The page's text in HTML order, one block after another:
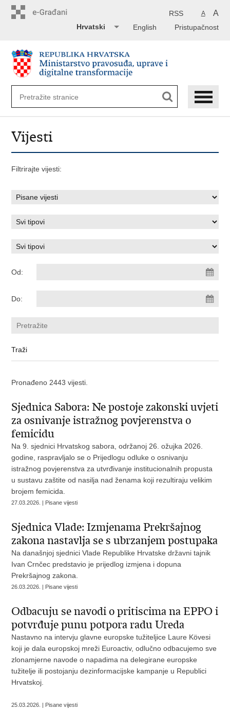
A A
RSS
Pristupačnost
English
Hrvatski
Vijesti
Filtrirajte vijesti:
Od:
Do:
Pronađeno 2443 vijesti.
Sjednica Sabora: Ne postoje zakonski uvjeti
za osnivanje istražnog povjerenstva o
femicidu
Na 9. sjednici Hrvatskog sabora, održanoj 26. ožujka 2026.
godine, raspravljalo se o Prijedlogu odluke o osnivanju
istražnog povjerenstva za utvrđivanje institucionalnih propusta
u sustavu zaštite od nasilja nad ženama koji rezultiraju velikim
brojem femicida.
27.03.2026. | Pisane vijesti
Sjednica Vlade: Izmjenama Prekršajnog
zakona nastavlja se s ubrzanjem postupaka
Na današnjoj sjednici Vlade Republike Hrvatske državni tajnik
Ivan Crnčec predstavio je prijedlog izmjena i dopuna
Prekršajnog zakona.
26.03.2026. | Pisane vijesti
Odbacuju se navodi o pritiscima na EPPO i
potvrđuje punu potpora radu Ureda
Nastavno na intervju glavne europske tužiteljice Laure Kövesi
koji je dala europskoj mreži Euroactiv, odlučno odbacujemo sve
zlonamjerne navode o napadima na delegirane europske
tužitelje ili postojanju dezinformacijske kampanje u Republici
Hrvatskoj.
25.03.2026. | Pisane vijesti